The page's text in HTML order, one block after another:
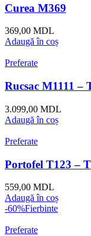
Curea M369
369,00 MDL
Adaugă în coș
Preferate
Rucsac M1111 –
3.099,00 MDL
Adaugă în coș
Preferate
Portofel T123 –
559,00 MDL
Adaugă în coș
-60%Fierbinte
Preferate